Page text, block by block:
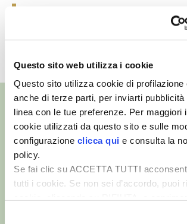
Questo sito web utilizza i cookie
Questo sito utilizza cookie di profilazione
anche di terze parti, per inviarti
linea con le tue preferenze. Per maggiori
cookie utilizzati da questo sito e sulle
configurazione clicca qui e consulta la
policy.
Se fai clic su ACCETTA TUTTI
tutti i cookie. Se non sei d’accordo, puoi
PENSA ALTERNATIVO
GARDENA
VERONESI
RIMANI A CONTATTO CON
CRESCERE INSIEME
ARCHMAN
VITA IN CAMPAGNA LA FIERA
L’apicoltura familiare
- Tutti i diritti riservati
via Bencivenga-Biondani, 16
37133 Verona - Italia
Partita iva: 00230010233